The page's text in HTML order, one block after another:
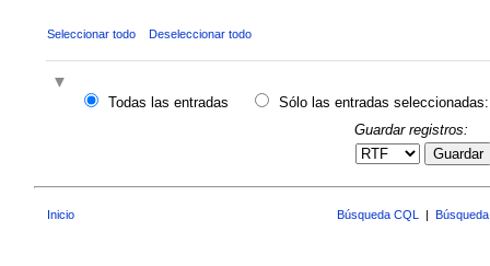
Seleccionar todo Deseleccionar todo
Todas las entradas
Sólo las entradas seleccionadas:
Guardar registros:
Guardar
Inicio Búsqueda CQL